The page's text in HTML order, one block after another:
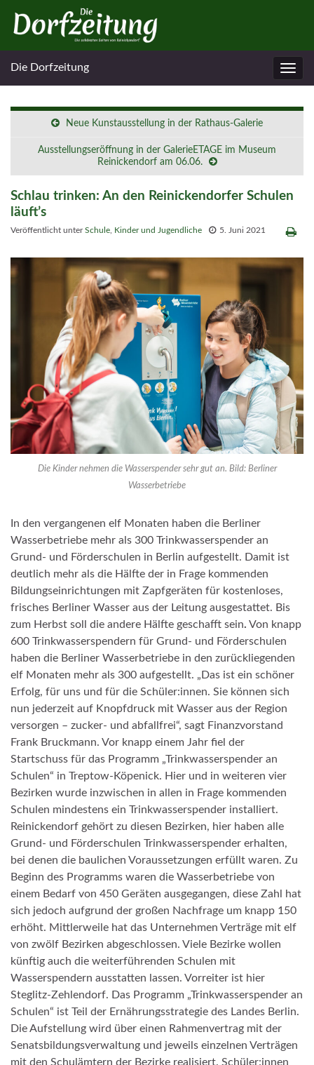
Die Dorfzeitung
Neue Kunstausstellung in der Rathaus-Galerie
Ausstellungseröffnung in der GalerieETAGE im Museum
Reinickendorf am 06.06.
Schlau trinken: An den Reinickendorfer Schulen
läuft’s
Veröffentlicht unterSchule Kinder und Jugendliche 5. Juni 2021
Die Kinder nehmen die Wasserspender sehr gut an. Bild: Berliner
Wasserbetriebe
In den vergangenen elf Monaten haben die Berliner
Wasserbetriebe mehr als 300 Trinkwasserspender an
Grund- und Förderschulen in Berlin aufgestellt. Damit ist
deutlich mehr als die Hälfte der in Frage kommenden
Bildungseinrichtungen mit Zapfgeräten für kostenloses,
frisches Berliner Wasser aus der Leitung ausgestattet. Bis
zum Herbst soll die andere Hälfte geschafft sein. Von knapp
600 Trinkwasserspendern für Grund- und Förderschulen
haben die Berliner Wasserbetriebe in den zurückliegenden
elf Monaten mehr als 300 aufgestellt. „Das ist ein schöner
Erfolg, für uns und für die Schüler:innen. Sie können sich
nun jederzeit auf Knopfdruck mit Wasser aus der Region
versorgen – zucker- und abfallfrei“, sagt Finanzvorstand
Frank Bruckmann. Vor knapp einem Jahr fiel der
Startschuss für das Programm „Trinkwasserspender an
Schulen“ in Treptow-Köpenick. Hier und in weiteren vier
Bezirken wurde inzwischen in allen in Frage kommenden
Schulen mindestens ein Trinkwasserspender installiert.
Reinickendorf gehört zu diesen Bezirken, hier haben alle
Grund- und Förderschulen Trinkwasserspender erhalten,
bei denen die baulichen Voraussetzungen erfüllt waren. Zu
Beginn des Programms waren die Wasserbetriebe von
einem Bedarf von 450 Geräten ausgegangen, diese Zahl hat
sich jedoch aufgrund der großen Nachfrage um knapp 150
erhöht. Mittlerweile hat das Unternehmen Verträge mit elf
von zwölf Bezirken abgeschlossen. Viele Bezirke wollen
künftig auch die weiterführenden Schulen mit
Wasserspendern ausstatten lassen. Vorreiter ist hier
Steglitz-Zehlendorf. Das Programm „Trinkwasserspender an
Schulen“ ist Teil der Ernährungsstrategie des Landes Berlin.
Die Aufstellung wird über einen Rahmenvertrag mit der
Senatsbildungsverwaltung und jeweils einzelnen Verträgen
mit den Schulämtern der Bezirke realisiert. Schüler:innen